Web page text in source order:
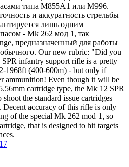
типа M855A1 или M996.
и аккуратность стрельбы
лишь одним
- Mk 262 мод 1, так
предназначенный для работы
Our new rubric: "Did you
infantry support rifle is a pretty
1968ft (400-600m) - but only if
ammunition! Even though it will be
cartridge type, the Mk 12 SPR
the standard issue cartridges
accuracy of this rifle is only
of the special Mk 262 mod 1, so
that is designed to hit targets